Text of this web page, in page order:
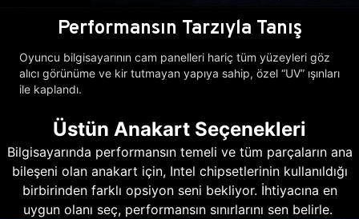
Performansın Tarzıyla Tanış
Oyuncu bilgisayarının cam panelleri hariç tüm yüzeyleri göz
alıcı görünüme ve kir tutmayan yapıya sahip, özel “UV” ışınları
ile kaplandı.
Üstün Anakart Seçenekleri
Bilgisayarında performansın temeli ve tüm parçaların ana
bileşeni olan anakart için, Intel chipsetlerinin kullanıldığı
birbirinden farklı opsiyon seni bekliyor. İhtiyacına en
uygun olanı seç, performansın sınırlarını sen belirle.